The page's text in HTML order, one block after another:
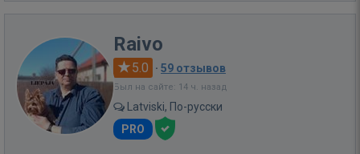
Raivo
5.0 · 59 отзывов
Был на сайте: 14 ч. назад
Latviski, По-русски
PRO